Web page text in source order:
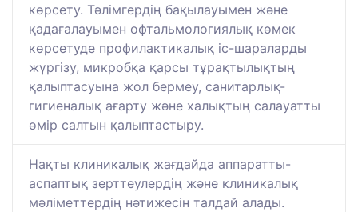
көрсету. Тәлімгердің бақылауымен және
қадағалауымен офтальмологиялық көмек
көрсетуде профилактикалық іс-шараларды
жүргізу, микробқа қарсы тұрақтылықтың
қалыптасуына жол бермеу, санитарлық-
гигиеналық ағарту және халықтың салауатты
өмір салтын қалыптастыру.
Нақты клиникалық жағдайда аппаратты-
аспаптық зерттеулердің және клиникалық
мәліметтердің нәтижесін талдай алады.